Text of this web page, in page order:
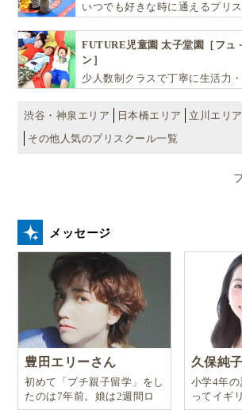
いつでも好きな時に通えるプリ
自ら進んで学ぶこと、考える力を
FUTURE児童園 太子堂園［フュ
ン］
少人数制クラスで丁寧に生活力
渋谷・神泉エリア
日本橋エリア
立川エリア
その他人気のプリスクール一覧
メッセージ
豊田エリーさん
初めて「プチ親子留学」をし
たのは7年前。娘は2週間ロ
久保純
小学4年
ってイギ